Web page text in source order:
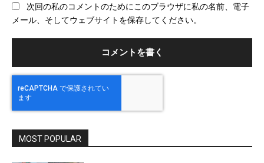
次回の私のコメントのためにこのブラウザに私の名前、電子
メール、そしてウェブサイトを保存してください。
MOST POPULAR